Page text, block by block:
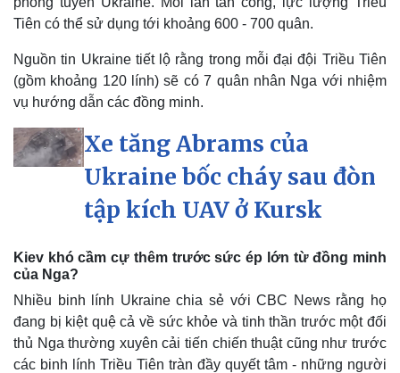
Pháp luật
Vụ án
Tin nóng
Tư vấn luật
Quân sự - Quốc phòng
Việt Nam
Phân tích
Tiên có thể sử dụng tới khoảng 600 - 700 quân.
Nguồn tin Ukraine tiết lộ rằng trong mỗi đại đội Triều Tiên
(gồm khoảng 120 lính) sẽ có 7 quân nhân Nga với nhiệm
vụ hướng dẫn các đồng minh.
Xe tăng Abrams của
Ukraine bốc cháy sau đòn
tập kích UAV ở Kursk
Kiev khó cầm cự thêm trước sức ép lớn từ đồng minh
của Nga?
Nhiều binh lính Ukraine chia sẻ với CBC News rằng họ
đang bị kiệt quệ cả về sức khỏe và tinh thần trước một đối
thủ Nga thường xuyên cải tiến chiến thuật cũng như trước
các binh lính Triều Tiên tràn đầy quyết tâm - những người